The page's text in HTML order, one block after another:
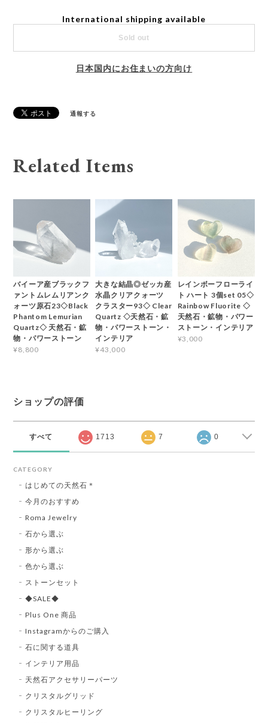
International shipping available
Sold out
日本国内にお住まいの方向け
通報する
Related Items
バイーア産ブラックフ
ァントムレムリアンク
ォーツ原石23◇Black
Phantom Lemurian
Quartz◇ 天然石・鉱
物・パワーストーン
¥8,800
大きな結晶◎ゼッカ産
水晶クリアクォーツ
クラスター93◇ Clear
Quartz ◇天然石・鉱
物・パワーストーン・
インテリア
¥43,000
レインボーフローライ
ト ハート 3個set 05◇
Rainbow Fluorite ◇
天然石・鉱物・パワー
ストーン・インテリア
¥3,000
ショップの評価
すべて 1713 7 0
CATEGORY
はじめての天然石＊
今月のおすすめ
Roma Jewelry
石から選ぶ
形から選ぶ
色から選ぶ
ストーンセット
◆SALE◆
Plus One 商品
Instagramからのご購入
石に関する道具
インテリア用品
天然石アクセサリーパーツ
クリスタルグリッド
クリスタルヒーリング